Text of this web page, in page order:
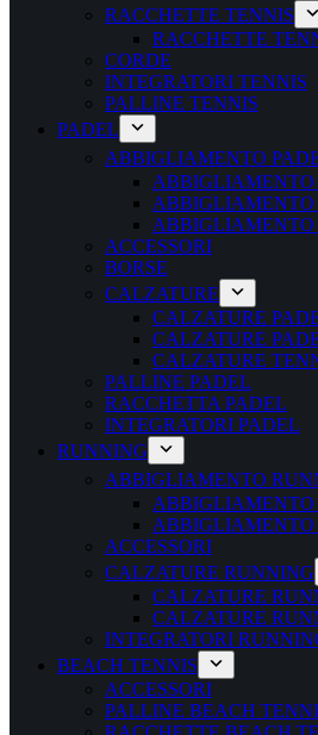
RACCHETTE TENNIS
RACCHETTE
CORDE
INTEGRATORI TENNIS
PALLINE TENNIS
PADEL
ABBIGLIAMENTO
ABBIGLIAMENTO
ABBIGLIAMENTO
ABBIGLIAMENTO
ACCESSORI
BORSE
CALZATURE
CALZATURE
CALZATURE
CALZATURE
PALLINE PADEL
RACCHETTA PADEL
INTEGRATORI PADEL
RUNNING
ABBIGLIAMENTO
ACCESSORI
CALZATURE RUNNING
CALZATURE
CALZATURE
INTEGRATORI
BEACH TENNIS
ACCESSORI
PALLINE BEACH